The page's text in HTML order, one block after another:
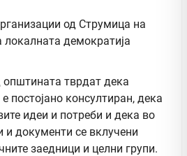
општината тврдат дека
постојано консултиран, дека
идеи и потреби и дека во
и документи се вклучени
заедници и целни групи.